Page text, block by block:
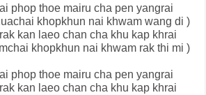
phop thoe mairu cha pen yangrai
khopkhun nai khwam wang di )
kan laeo chan cha khu kap khrai
khopkhun nai khwam rak thi mi )
phop thoe mairu cha pen yangrai
kan laeo chan cha khu kap khrai